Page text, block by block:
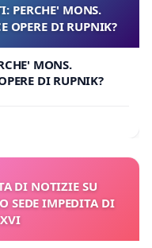
PERCHE' MONS.
OPERE DI RUPNIK?
MONS.
DI RUPNIK?
DI NOTIZIE SU
SEDE IMPEDITA DI